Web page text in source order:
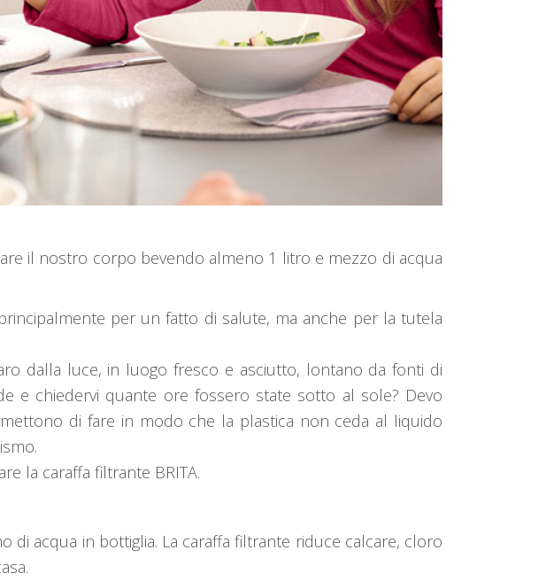
il nostro corpo bevendo almeno 1 litro e mezzo di acqua
per un fatto di salute, ma anche per la tutela
dalla luce, in luogo fresco e asciutto, lontano da fonti di
e chiedervi quante ore fossero state sotto al sole? Devo
di fare in modo che la plastica non ceda al liquido
la caraffa filtrante BRITA.
di acqua in bottiglia. La caraffa filtrante riduce calcare, cloro